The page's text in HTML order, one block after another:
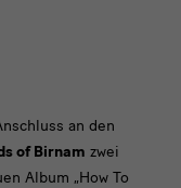
an den
of Birnam zwei
Album „How To